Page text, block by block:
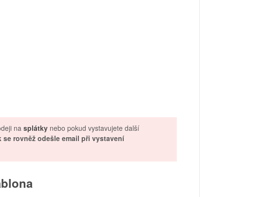
na splátkynebo pokud vystavujete další
se rovněž odešle email při vystavení